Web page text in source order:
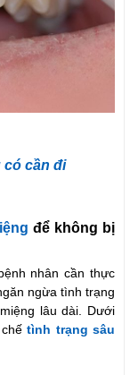
có cần đi
để không bị
nhân cần thực
ngừa tình trạng
lâu dài. Dưới
tình trạng sâu